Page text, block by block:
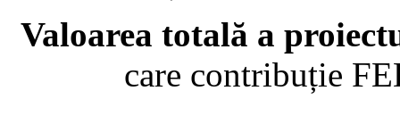
Valoarea totală a
care contribuție